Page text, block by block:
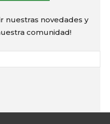
nuestras novedades y
comunidad!